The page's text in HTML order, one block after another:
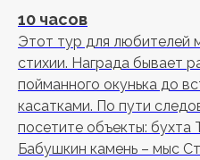
10 часов
Этот тур для любителей
стихии. Награда бывает
пойманного окунька до
касатками. По пути
посетите объекты: бухта
Бабушкин камень – мыс